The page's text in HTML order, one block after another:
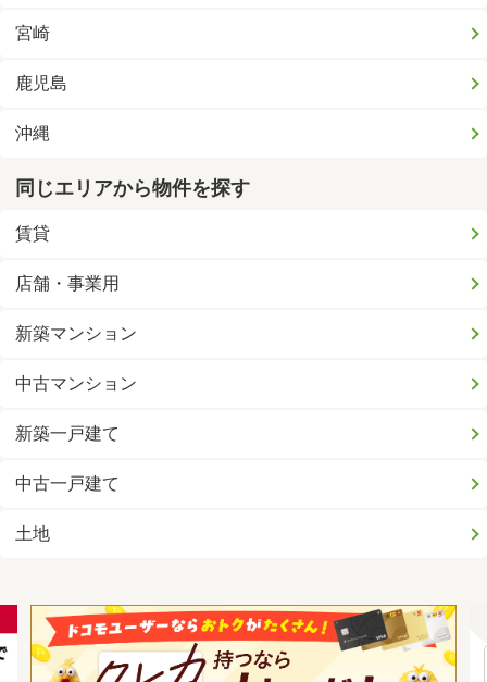
宮崎
鹿児島
沖縄
同じエリアから物件を探す
賃貸
店舗・事業用
新築マンション
中古マンション
新築一戸建て
中古一戸建て
土地